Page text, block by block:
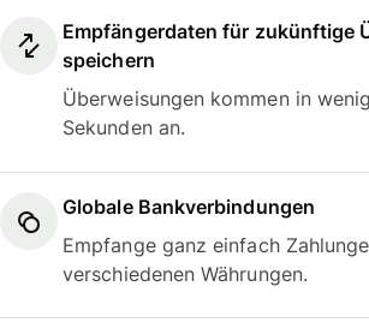
Empfängerdaten für zukünftige
speichern
Überweisungen kommen in
Sekunden an.
Globale Bankverbindungen
Empfange ganz einfach
verschiedenen Währungen.